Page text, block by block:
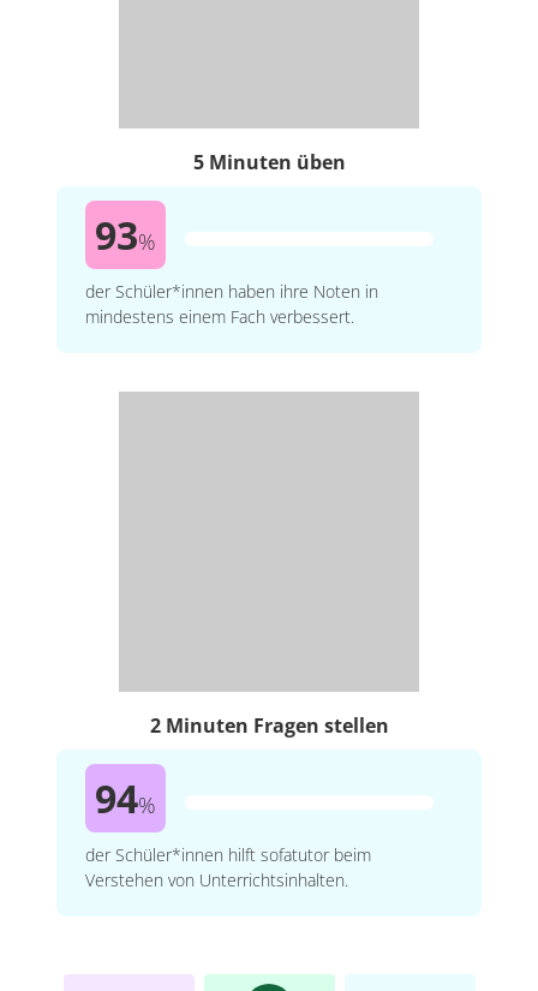
5 Minuten üben
93%
der Schüler*innen haben ihre Noten in
mindestens einem Fach verbessert.
2 Minuten Fragen stellen
94%
der Schüler*innen hilft sofatutor beim
Verstehen von Unterrichtsinhalten.